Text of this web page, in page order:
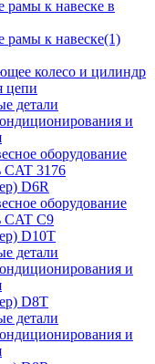
рамы к навеске в
рамы к навеске(1)
колесо и цилиндр
цепи
детали
и
оборудование
CAT 3176
D6R
оборудование
CAT C9
D10T
детали
и
D8T
детали
и